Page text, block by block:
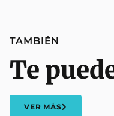
TAMBIÉN
Te
VER MÁS